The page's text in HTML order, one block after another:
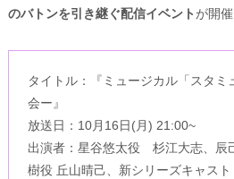
のバトンを引き継ぐ配信イベント が開催
タイトル：『ミュージカル「スタミ
会ー』
放送日：10月16日(月) 21:00~
出演者：星谷悠太役 杉江大志、
樹役 丘山晴己、新シリーズキャスト